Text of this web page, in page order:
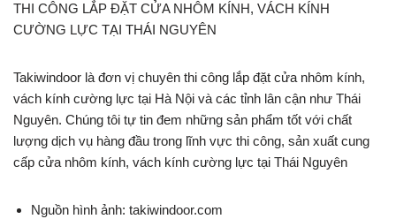
THI CÔNG LẮP ĐẶT CỬA NHÔM KÍNH, VÁCH KÍNH
CƯỜNG LỰC TẠI THÁI NGUYÊN
Takiwindoor là đơn vị chuyên thi công lắp đặt cửa nhôm kính,
vách kính cường lực tại Hà Nội và các tỉnh lân cận như Thái
Nguyên. Chúng tôi tự tin đem những sản phẩm tốt với chất
lượng dịch vụ hàng đầu trong lĩnh vực thi công, sản xuất cung
cấp cửa nhôm kính, vách kính cường lực tại Thái Nguyên
Nguồn hình ảnh: takiwindoor.com